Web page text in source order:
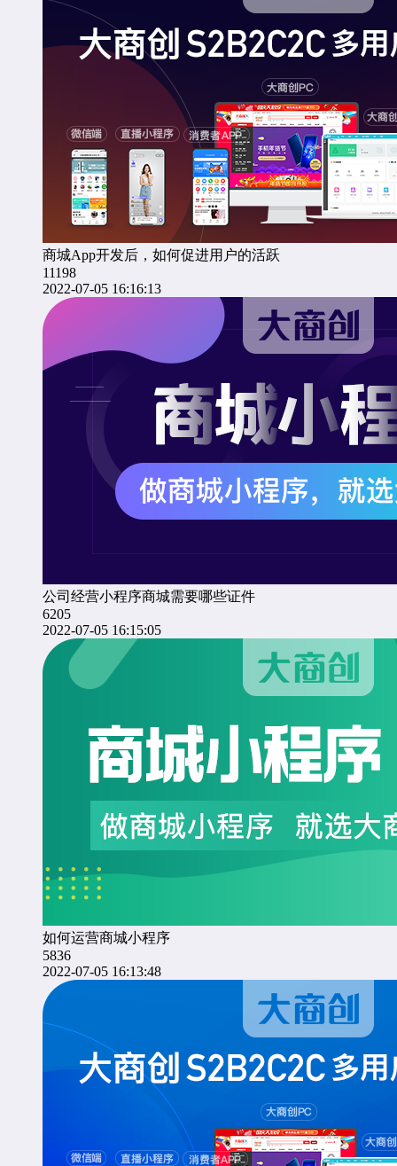
商城App开发后，如何促进用户的活跃
11198
2022-07-05 16:16:13
公司经营小程序商城需要哪些证件
6205
2022-07-05 16:15:05
如何运营商城小程序
5836
2022-07-05 16:13:48